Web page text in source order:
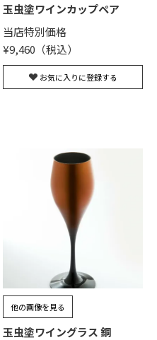
玉虫塗ワインカップペア
当店特別価格
¥9,460
お気に入りに登録する
他の画像を見る
玉虫塗ワイングラス 銅